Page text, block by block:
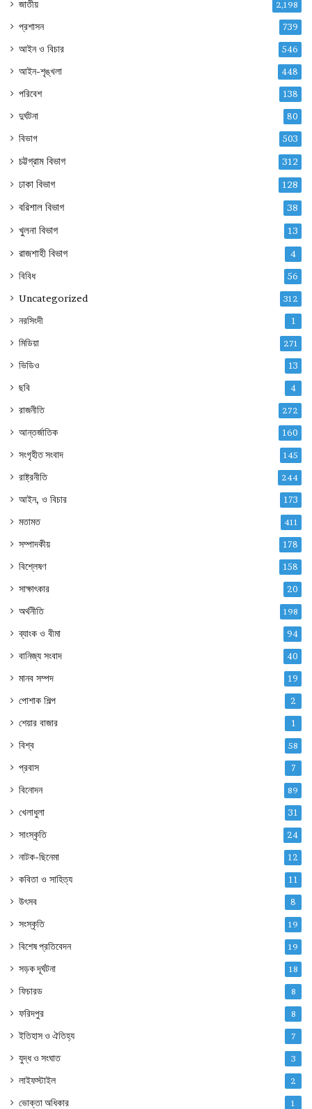
জাতীয় 2,198
প্রশাসন 739
আইন ও বিচার 546
আইন-শৃঙ্খলা 448
পরিবেশ 138
দুর্ঘটনা 80
বিভাগ 503
চট্টগ্রাম বিভাগ 312
ঢাকা বিভাগ 128
বরিশাল বিভাগ 38
খুলনা বিভাগ 13
রাজশাহী বিভাগ 4
বিবিধ 56
Uncategorized 312
নরসিংদী 1
মিডিয়া 271
ভিডিও 13
ছবি 4
রাজনীতি 272
আন্তর্জাতিক 160
সংগৃহীত সংবাদ 145
রাষ্ট্রনীতি 244
আইন, ও বিচার 173
মতামত 411
সম্পাদকীয় 178
বিশ্লেষণ 158
সাক্ষাৎকার 20
অর্থনীতি 198
ব্যাংক ও বীমা 94
বানিজ্য সংবাদ 40
মানব সম্পদ 19
পোশাক শিল্প 2
শেয়ার বাজার 1
বিশ্ব 58
প্রবাস 7
বিনোদন 89
খেলাধুলা 31
সাংস্কৃতি 24
নাটক-ছিনেমা 12
কবিতা ও সাহিত্য 11
উৎসব 8
সংস্কৃতি 19
বিশেষ প্রতিবেদন 19
সড়ক দূর্ঘটনা 18
ফিচারড 8
ফরিদপুর 8
ইতিহাস ও ঐতিহ্য 7
যুদ্ধ ও সংঘাত 3
লাইফস্টাইল 2
ভোক্তা অধিকার 1